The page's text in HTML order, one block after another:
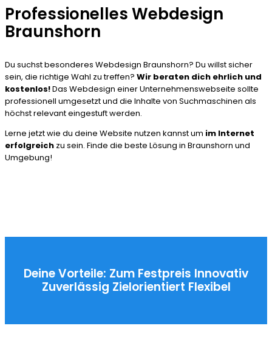
Professionelles Webdesign
Braunshorn
Du suchst besonderes Webdesign Braunshorn? Du willst sicher
sein, die richtige Wahl zu treffen? Wir beraten dich ehrlich und
kostenlos!Das Webdesign einer Unternehmenswebseite sollte
professionell umgesetzt und die Inhalte von Suchmaschinen als
höchst relevant eingestuft werden.
Lerne jetzt wie du deine Website nutzen kannst um im Internet
erfolgreich zu sein. Finde die beste Lösung in Braunshorn und
Umgebung!
Deine Vorteile: Zum Festpreis Innovativ
Zuverlässig Zielorientiert Flexibel